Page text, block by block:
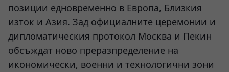
позиции едновременно в Европа, Близкия
изток и Азия. Зад официалните церемонии и
дипломатическия протокол Москва и Пекин
обсъждат ново преразпределение на
икономически, военни и технологични зони